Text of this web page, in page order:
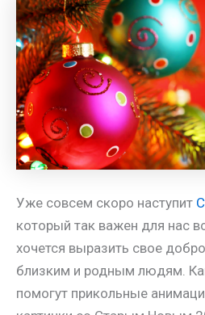
m
a
s
s
n
i
k
i
A
p
p
e
r
e
s
t
a
i
l
т
п
р
а
в
и
т
ь
Уже совсем скоро наступит
который так важен для нас
хочется выразить свое
близким и родным людям.
помогут прикольные